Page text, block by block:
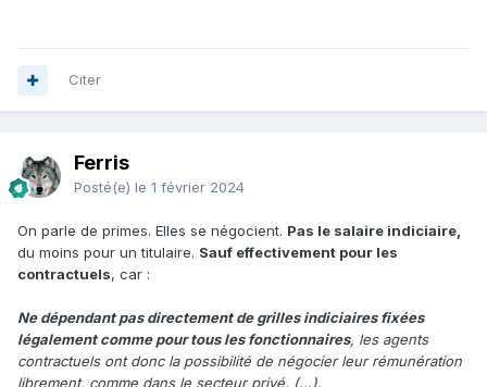
Citer
Ferris
Posté(e) le 1 février 2024
On parle de primes. Elles se négocient. Pas le salaire indiciaire,
du moins pour un titulaire. Sauf effectivement pour les
contractuels, car :
Ne dépendant pas directement de grilles indiciaires fixées
légalement comme pour tous les fonctionnaires, les agents
contractuels ont donc la possibilité de négocier leur rémunération
librement, comme dans le secteur privé. (...).